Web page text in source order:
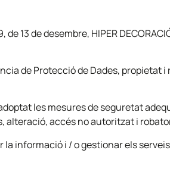
13 de desembre, HIPER
de Protecció de Dades, propietat
les mesures de seguretat
alteració, accés no autoritzat i
informació i / o gestionar els